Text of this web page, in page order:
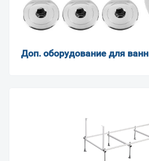
Доп. оборудование для ванн